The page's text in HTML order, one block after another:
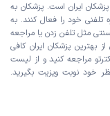
ایران است. پزشکان به
تلفنی خود را فعال کنند. به
مثل تلفن زدن یا مراجعه
بهترین پزشکان ایران کافی
مراجعه کنید و از لیست
خود نوبت ویزیت بگیرید.